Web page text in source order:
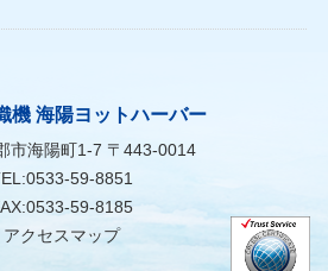
機 海陽ヨットハーバー
市海陽町1-7 〒443-0014
59-8851
59-8185
アクセスマップ